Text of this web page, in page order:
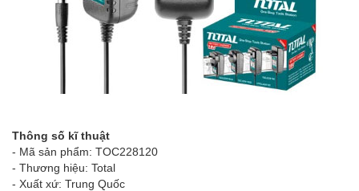
Thông số kĩ thuật
- Mã sản phẩm: TOC228120
- Thương hiệu: Total
- Xuất xứ: Trung Quốc